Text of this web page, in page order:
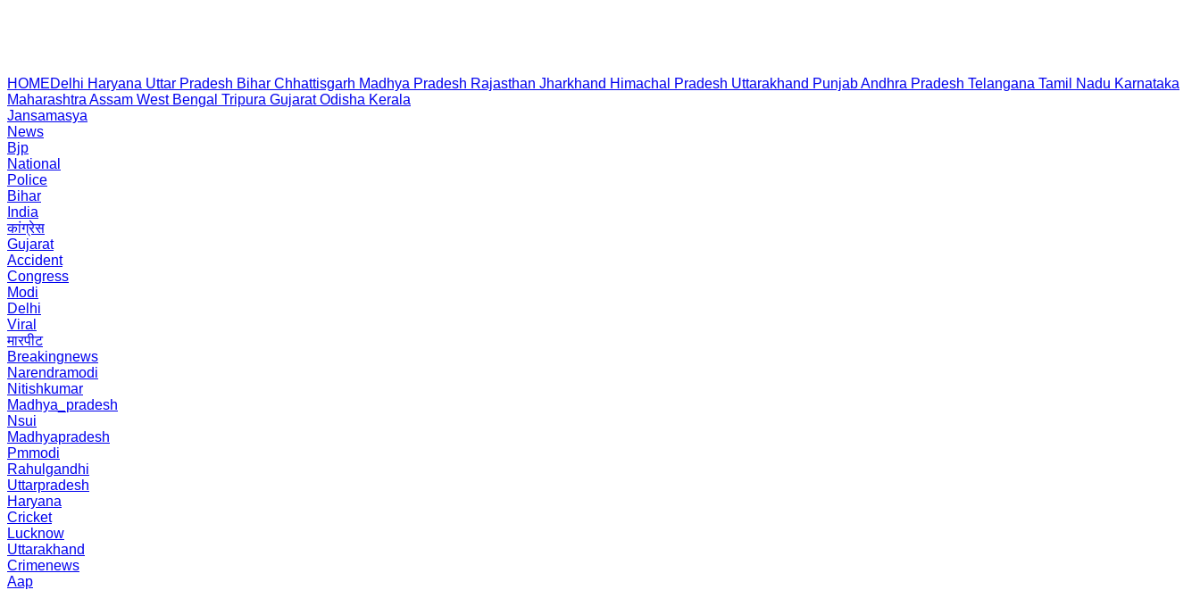
HOMEDelhi Haryana Uttar Pradesh Bihar Chhattisgarh Madhya Pradesh Rajasthan Jharkhand Himachal Pradesh Uttarakhand PunjabAndhra Pradesh Telangana Tamil Nadu Karnataka
Maharashtra Assam West Bengal Tripura Gujarat Odisha Kerala
Jansamasya
News
Bjp
National
Police
Bihar
India
कांग्रेस
Gujarat
Accident
Congress
Modi
Delhi
Viral
मारपीट
Breakingnews
Narendramodi
Nitishkumar
Madhya_pradesh
Nsui
Madhyapradesh
Pmmodi
Rahulgandhi
Uttarpradesh
Haryana
Cricket
Lucknow
Uttarakhand
Crimenews
Aap